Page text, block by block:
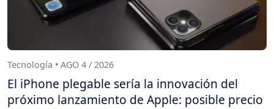
Tecnología • AGO 4 / 2026
El iPhone plegable sería la innovación del
próximo lanzamiento de Apple: posible precio